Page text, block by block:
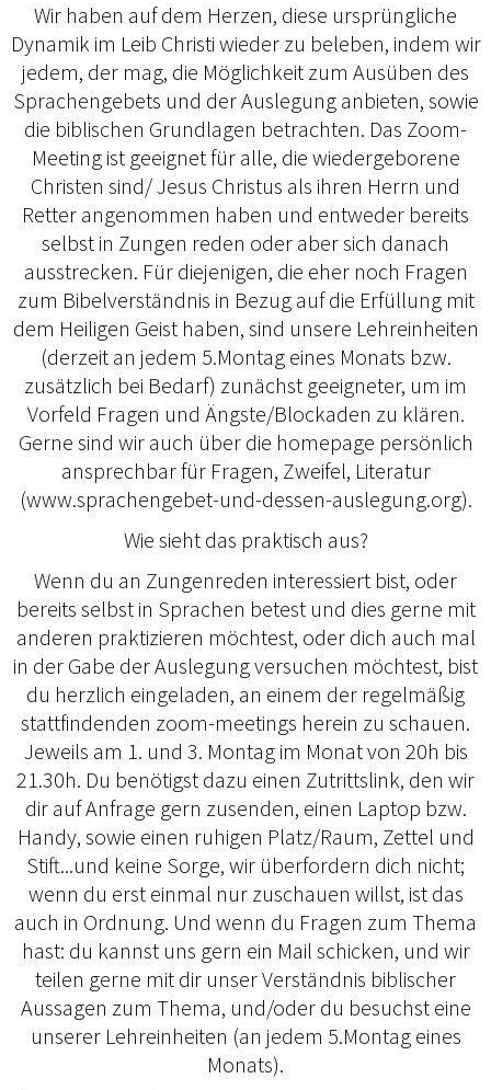
Wir haben auf dem Herzen, diese ursprüngliche
Dynamik im Leib Christi wieder zu beleben, indem wir
jedem, der mag, die Möglichkeit zum Ausüben des
Sprachengebets und der Auslegung anbieten, sowie
die biblischen Grundlagen betrachten. Das Zoom-
Meeting ist geeignet für alle, die wiedergeborene
Christen sind/ Jesus Christus als ihren Herrn und
Retter angenommen haben und entweder bereits
selbst in Zungen reden oder aber sich danach
ausstrecken. Für diejenigen, die eher noch Fragen
zum Bibelverständnis in Bezug auf die Erfüllung mit
dem Heiligen Geist haben, sind unsere Lehreinheiten
(derzeit an jedem 5.Montag eines Monats bzw.
zusätzlich bei Bedarf) zunächst geeigneter, um im
Vorfeld Fragen und Ängste/Blockaden zu klären.
Gerne sind wir auch über die homepage persönlich
ansprechbar für Fragen, Zweifel, Literatur
(www.sprachengebet-und-dessen-auslegung.org).
Wie sieht das praktisch aus?
Wenn du an Zungenreden interessiert bist, oder
bereits selbst in Sprachen betest und dies gerne mit
anderen praktizieren möchtest, oder dich auch mal
in der Gabe der Auslegung versuchen möchtest, bist
du herzlich eingeladen, an einem der regelmäßig
stattfindenden zoom-meetings herein zu schauen.
Jeweils am 1. und 3. Montag im Monat von 20h bis
21.30h. Du benötigst dazu einen Zutrittslink, den wir
dir auf Anfrage gern zusenden, einen Laptop bzw.
Handy, sowie einen ruhigen Platz/Raum, Zettel und
Stift...und keine Sorge, wir überfordern dich nicht;
wenn du erst einmal nur zuschauen willst, ist das
auch in Ordnung. Und wenn du Fragen zum Thema
hast: du kannst uns gern ein Mail schicken, und wir
teilen gerne mit dir unser Verständnis biblischer
Aussagen zum Thema, und/oder du besuchst eine
unserer Lehreinheiten (an jedem 5.Montag eines
Monats).